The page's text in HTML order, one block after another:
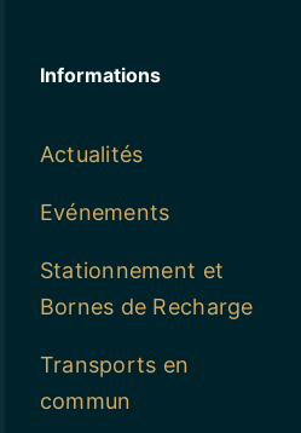
Informations
Actualités
Evénements
Stationnement et
Bornes de Recharge
Transports en
commun